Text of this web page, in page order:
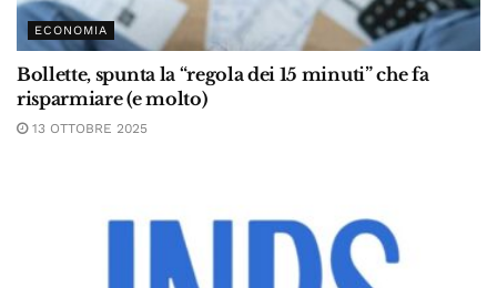
ECONOMIA
Bollette, spunta la “regola dei 15 minuti” che fa
risparmiare (e molto)
13 OTTOBRE 2025